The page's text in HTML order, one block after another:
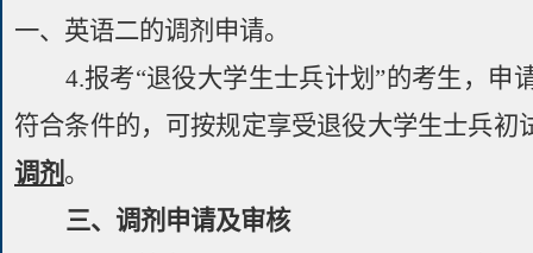
一、英语二的调剂申请。
4.报考“退役大学生士兵计划”的考生，申
符合条件的，可按规定享受退役大学生士兵初
调剂 。
三、 调剂申请及审核